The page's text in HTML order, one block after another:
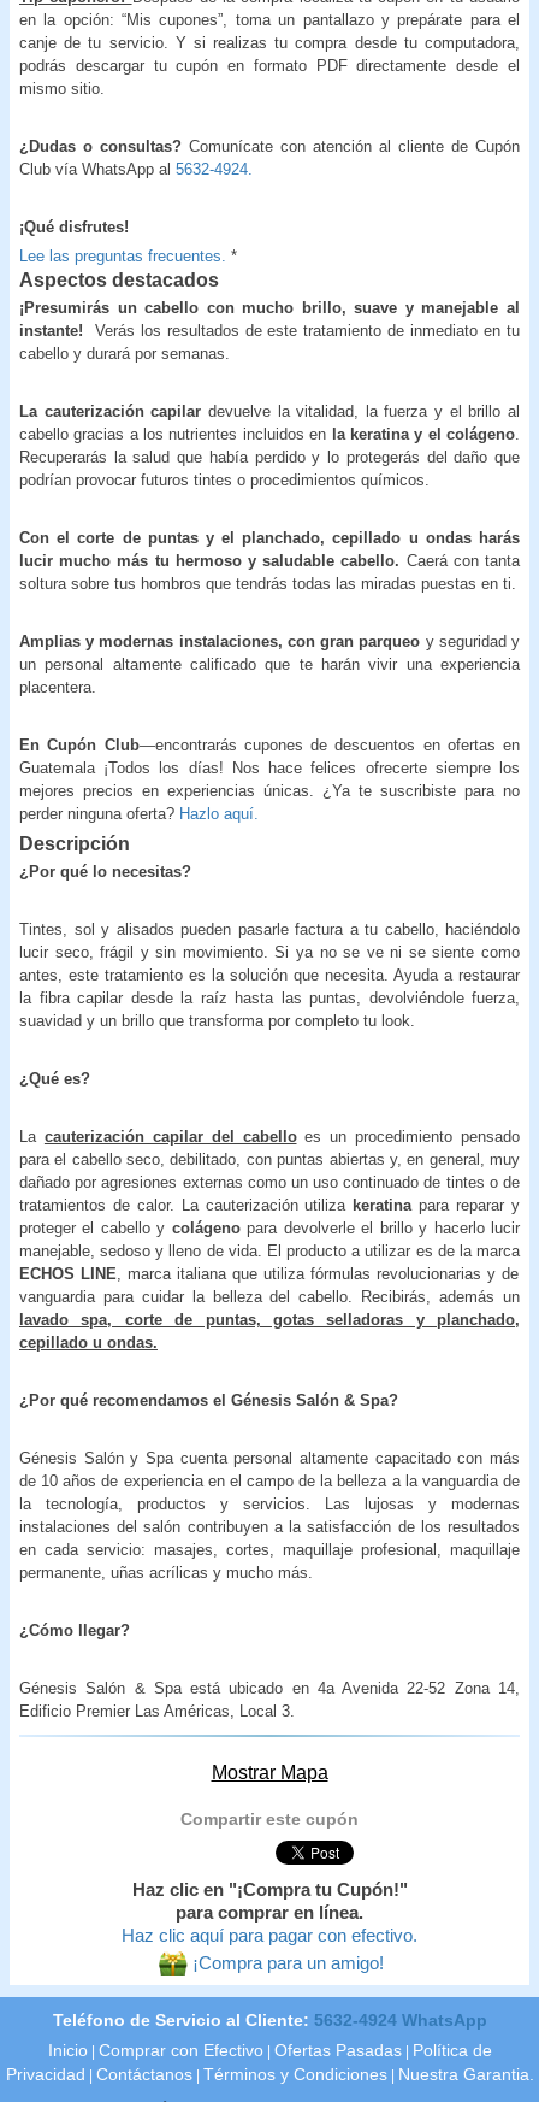
en la opción: “Mis cupones”, toma un pantallazo y prepárate para el
canje de tu servicio. Y si realizas tu compra desde tu computadora,
podrás descargar tu cupón en formato PDF directamente desde el
mismo sitio.
¿Dudas o consultas? Comunícate con atención al cliente de Cupón
Club vía WhatsApp al 5632-4924.
¡Qué disfrutes!
Lee las preguntas frecuentes. *
Aspectos destacados
¡Presumirás un cabello con mucho brillo, suave y manejable al
instante! Verás los resultados de este tratamiento de inmediato en tu
cabello y durará por semanas.
La cauterización capilar devuelve la vitalidad, la fuerza y el brillo al
cabello gracias a los nutrientes incluidos en la keratina y el colágeno
Recuperarás la salud que había perdido y lo protegerás del daño que
podrían provocar futuros tintes o procedimientos químicos.
Con el corte de puntas y el planchado, cepillado u ondas harás
lucir mucho más tu hermoso y saludable cabello. Caerá con tanta
soltura sobre tus hombros que tendrás todas las miradas puestas en ti.
Amplias y modernas instalaciones, con gran parqueo y seguridad y
un personal altamente calificado que te harán vivir una experiencia
placentera.
En Cupón Club—encontrarás cupones de descuentos en ofertas en
Guatemala ¡Todos los días! Nos hace felices ofrecerte siempre los
mejores precios en experiencias únicas. ¿Ya te suscribiste para no
perder ninguna oferta? Hazlo aquí.
Descripción
¿Por qué lo necesitas?
Tintes, sol y alisados pueden pasarle factura a tu cabello, haciéndolo
lucir seco, frágil y sin movimiento. Si ya no se ve ni se siente como
antes, este tratamiento es la solución que necesita. Ayuda a restaurar
la fibra capilar desde la raíz hasta las puntas, devolviéndole fuerza,
suavidad y un brillo que transforma por completo tu look.
¿Qué es?
La cauterización capilar del cabelloes un procedimiento pensado
para el cabello seco, debilitado, con puntas abiertas y, en general, muy
dañado por agresiones externas como un uso continuado de tintes o de
tratamientos de calor. La cauterización utiliza keratina para reparar y
proteger el cabello y colágenopara devolverle el brillo y hacerlo lucir
manejable, sedoso y lleno de vida. El producto a utilizar es de la marca
ECHOS LINE , marca italiana que utiliza fórmulas revolucionarias y de
vanguardia para cuidar la belleza del cabello. Recibirás, además un
lavado spa, corte de puntas, gotas selladoras y planchado,
cepillado u ondas.
¿Por qué recomendamos el Génesis Salón & Spa?
Génesis Salón y Spa cuenta personal altamente capacitado con más
de 10 años de experiencia en el campo de la belleza a la vanguardia de
la tecnología, productos y servicios. Las lujosas y modernas
instalaciones del salón contribuyen a la satisfacción de los resultados
en cada servicio: masajes, cortes, maquillaje profesional, maquillaje
permanente, uñas acrílicas y mucho más.
¿Cómo llegar?
Génesis Salón & Spa está ubicado en 4a Avenida 22-52 Zona 14,
Edificio Premier Las Américas, Local 3.
Mostrar Mapa
Compartir este cupón
Haz clic en "¡Compra tu Cupón!"
para comprar en línea.
Haz clic aquí para pagar con efectivo.
¡Compra para un amigo!
Teléfono de Servicio al Cliente: 5632-4924 WhatsApp
Inicio Comprar con Efectivo Ofertas Pasadas
Política de
Privacidad
Contáctanos Términos y Condiciones
Nuestra Garantia.